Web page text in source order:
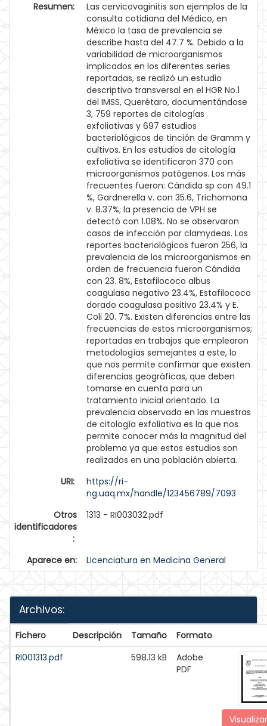
Resumen:
Las cervicovaginitis son ejemplos de la
consulta cotidiana del Médico, en
México la tasa de prevalencia se
describe hasta del 47.7 %. Debido a la
variabilidad de microorganismos
implicados en los diferentes series
reportadas, se realizó un estudio
descriptivo transversal en el HGR No.1
del IMSS, Querétaro, documentándose
3, 759 reportes de citologías
exfoliativas y 697 estudios
bacteriológicos de tinción de Gramm y
cultivos. En los estudios de citología
exfoliativa se identificaron 370 con
microorganismos patógenos. Los más
frecuentes fueron: Cándida sp con 49.1
%, Gardnerella v. con 35.6, Trichomona
v. 8.37%; la presencia de VPH se
detectó con 1.08%. No se observaron
casos de infección por clamydeas. Los
reportes bacteriológicos fueron 256, la
prevalencia de los microorganismos en
orden de frecuencia fueron Cándida
con 23. 8%, Estafilococo albus
coagulasa negativo 23.4%, Estafilococo
dorado coagulasa positivo 23.4% y E.
Coli 20. 7%. Existen diferencias entre las
frecuencias de estos microorganismos;
reportadas en trabajos que emplearon
metodologías semejantes a este, lo
que nos permite confirmar que existen
diferencias geográficas, que deben
tomarse en cuenta para un
tratamiento inicial orientado. La
prevalencia observada en las muestras
de citología exfoliativa es la que nos
permite conocer más la magnitud del
problema ya que estos estudios son
realizados en una población abierta.
URI:
https://ri-
ng.uaq.mx/handle/123456789/7093
Otros
identificadores
:
1313 - RI003032.pdf
Aparece en: Licenciatura en Medicina General
Archivos:
Fichero Descripción Tamaño
Formato
RI001313.pdf
598.13 kB
Adobe
PDF